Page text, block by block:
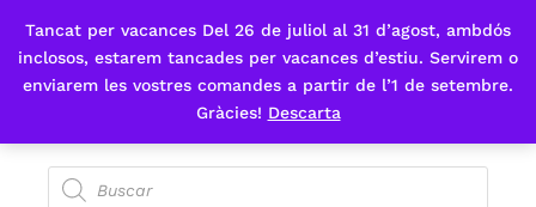
Tancat per vacances Del 26 de juliol al 31 d’agost, ambdós
inclosos, estarem tancades per vacances d’estiu. Servirem o
enviarem les vostres comandes a partir de l’1 de setembre.
Gràcies! Descarta
Fes-te'n sòcia